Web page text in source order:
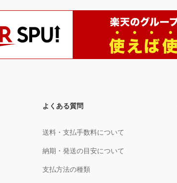
よくある質問
送料・支払手数料について
納期・発送の目安について
支払方法の種類